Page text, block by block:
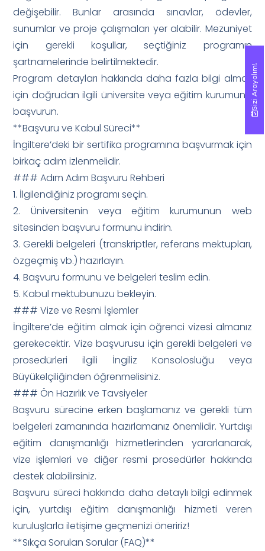
değişebilir. Bunlar arasında sınavlar, ödevler,
sunumlar ve proje çalışmaları yer alabilir. Mezuniyet
için gerekli koşullar, seçtiğiniz programın
şartnamelerinde belirtilmektedir.
Program detayları hakkında daha fazla bilgi almak
için doğrudan ilgili üniversite veya eğitim kurumuna
başvurun.
**Başvuru ve Kabul Süreci**
İngiltere’deki bir sertifika programına başvurmak için
birkaç adım izlenmelidir.
### Adım Adım Başvuru Rehberi
1. İlgilendiğiniz programı seçin.
2. Üniversitenin veya eğitim kurumunun web
sitesinden başvuru formunu indirin.
3. Gerekli belgeleri (transkriptler, referans mektupları,
özgeçmiş vb.) hazırlayın.
4. Başvuru formunu ve belgeleri teslim edin.
5. Kabul mektubunuzu bekleyin.
### Vize ve Resmi İşlemler
İngiltere’de eğitim almak için öğrenci vizesi almanız
gerekecektir. Vize başvurusu için gerekli belgeleri ve
prosedürleri ilgili İngiliz Konsolosluğu veya
Büyükelçiliğinden öğrenmelisiniz.
### Ön Hazırlık ve Tavsiyeler
Başvuru sürecine erken başlamanız ve gerekli tüm
belgeleri zamanında hazırlamanız önemlidir. Yurtdışı
eğitim danışmanlığı hizmetlerinden yararlanarak,
vize işlemleri ve diğer resmi prosedürler hakkında
destek alabilirsiniz.
Başvuru süreci hakkında daha detaylı bilgi edinmek
için, yurtdışı eğitim danışmanlığı hizmeti veren
kuruluşlarla iletişime geçmenizi öneririz!
**Sıkça Sorulan Sorular (FAQ)**
Sizi Arayalım!
Sizi Arayalım!